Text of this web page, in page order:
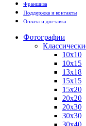
Франшиза
Поддержка и контакты
Оплата и доставка
Фотографии
10х10
10х15
13х18
15х15
15х20
20х20
20х30
30х30
30х40